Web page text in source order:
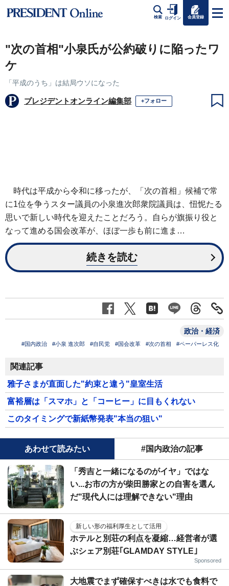
検索 ログイン 会員登録
"次の首相"小泉氏が公約破りに陥ったワ
ケ
「平成のうち」は結局ウソになった
プレジデントオンライン編集部 +フォロー
時代は平成から令和に移ったが、「次の首相」候補で常
に1位を争うスター議員の小泉進次郎衆院議員は、忸怩たる
思いで新しい時代を迎えたことだろう。自らが旗振り役と
なって進める国会改革が、ほぼ一歩も前に進ま…
続きを読む
政治・経済
#国内政治 #小泉 進次郎 #自民党 #国会改革 #次の首相 #ペーパーレス化
関連記事
雅子さまが直面した"約束と違う"皇室生活
富裕層は「スマホ」と「コーヒー」に目もくれない
このタイミングで新紙幣発表"本当の狙い"
あわせて読みたい #国内政治の記事
「秀吉と一緒になるのがイヤ」ではな
い...お市の方が柴田勝家との自害を選ん
だ"現代人には理解できない"理由
新しい形の福利厚生として活用
ホテルと別荘の利点を凝縮…経営者が選
ぶシェア別荘｢GLAMDAY STYLE｣
Sponsored
大地震でまず確保すべきは水でも食料で